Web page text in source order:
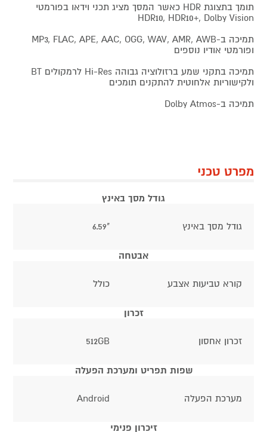
תומך בתצוגת HDR כאשר המסך מציג תכני וידאו בפורמטי
HDR10, HDR10+, Dolby Vision
תמיכה ב-MP3, FLAC, APE, AAC, OGG, WAV, AMR, AWB
ופורמטי אודיו נוספים
תמיכה בתקני שמע ברזולוציה גבוהה Hi-Res לרמקולים BT
ולקישוריות אלחוטית להתקנים תומכים
תמיכה ב-Dolby Atmos
מפרט טכני
גודל מסך באינץ
גודל מסך באינץ "6.59
אבטחה
קורא טביעות אצבע כולל
זכרון
זכרון אחסון 512GB
שפות תפריט ומערכת הפעלה
מערכת הפעלה Android
זיכרון פנימי